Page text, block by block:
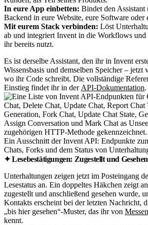
In eure App einbetten: Bindet den Assistant
Backend in eure Website, eure Software oder
Mit eurem Stack verbinden: Löst
ab und integriert Invent in die Workflows und
ihr bereits nutzt.
Es ist derselbe Assistant, den ihr in Invent
Wissensbasis und demselben Speicher – jetzt
wo ihr Code schreibt. Die vollständige
Einstieg findet ihr in der API-Dokumentation.
Ein Ausschnitt der Invent API: Endpunkte
Chats, Forks und dem Status von
✦ Lesebestätigungen: Zugestellt und Gesehen
Unterhaltungen zeigen jetzt im Posteingang
Lesestatus an. Ein doppeltes Häkchen zeigt
zugestellt und anschließend gesehen wurde,
Kontakts erscheint bei der letzten Nachricht,
„bis hier gesehen“-Muster, das ihr von
kennt.